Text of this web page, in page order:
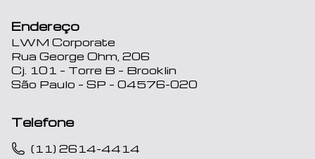
Endereço
LWM Corporate
Rua George Ohm, 206
Cj. 101 – Torre B – Brooklin
São Paulo – SP – 04576-020
Telefone
(11) 2614-4414